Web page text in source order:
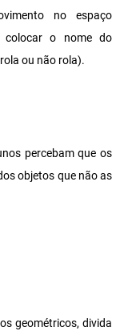
no espaço
colocar o nome do
ou não rola).
percebam que os
objetos que não as
geométricos, divida